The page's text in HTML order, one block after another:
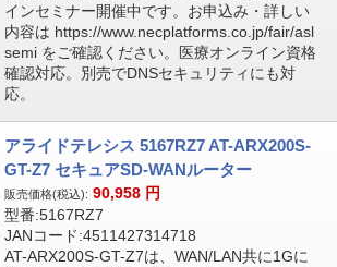
インセミナー開催中です。お申込み・詳しい
内容は https://www.necplatforms.co.jp/fair/asl
semi をご確認ください。医療オンライン資格
確認対応。別売でDNSセキュリティにも対
応。
アライドテレシス 5167RZ7 AT-ARX200S-
GT-Z7 セキュアSD-WANルーター
販売価格(税込): 90,958 円
型番:5167RZ7
JANコード:4511427314718
AT-ARX200S-GT-Z7は、WAN/LAN共に1Gに